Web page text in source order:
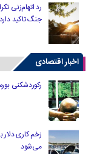
رد اتهام‌زنی
جنگ تاکید دارد
اخبار اقتصادی
رکوردشکنی بورس تهران امروز
زخم کاری دلار
می‌شود